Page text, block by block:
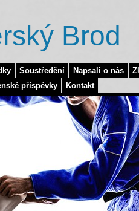
Soustředění Napsali o nás
příspěvky Kontakt
Brod